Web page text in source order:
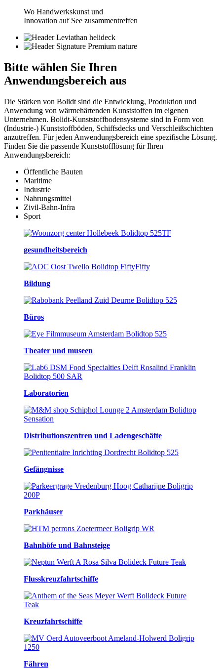
Wo Handwerkskunst und
Innovation auf See zusammentreffen
Bitte wählen Sie Ihren
Anwendungsbereich aus
Die Stärken von Bolidt sind die Entwicklung, Produktion und
Anwendung von wärmehärtenden Kunststoffen im eigenen
Unternehmen. Bolidt-Kunststoffbodensysteme sind in Form von
(Industrie-) Kunststoffböden, Schiffsdecks und Verschleißschichten
anzutreffen. Für jeden Anwendungsbereich eine spezifische Lösung.
Finden Sie die passende Kunststofflösung für Ihren
Anwendungsbereich:
Öffentliche Bauten
Maritime
Industrie
Nahrungsmittel
Zivil-Bahn-Infra
Sport
gesundheitsbereich
Bildung
Büros
Theater und museen
Laboratorien
Distributionszentren und Ladengeschäfte
Gefängnisse
Parkhäuser
Bahnhöfe und Bahnsteige
Flusskreuzfahrtschiffe
Kreuzfahrtschiffe
Fähren